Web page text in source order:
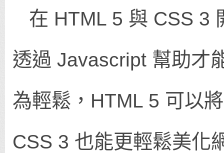
在 HTML 5 與 CSS 3
透過 Javascript 幫助才
為輕鬆，HTML 5 可以
CSS 3 也能更輕鬆美化